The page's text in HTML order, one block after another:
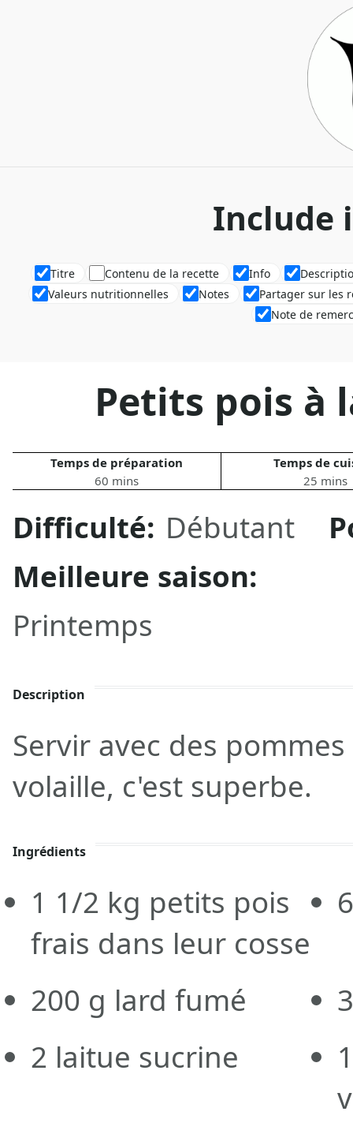
Include
Titre Contenu de la recette Info
Valeurs nutritionnelles
Notes
Partager sur les
Note de
Petits pois à
Temps de préparation
60 mins
Temps de
25 mins
Difficulté: Débutant
Meilleure saison:
Printemps
Description
Servir avec des
volaille, c'est superbe.
Ingrédients
1 1/2 kg petits pois
frais dans leur cosse
200 g lard fumé
2 laitue sucrine